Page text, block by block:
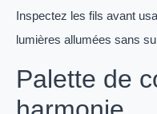
Inspectez les fils avant
lumières allumées sans
Palette de